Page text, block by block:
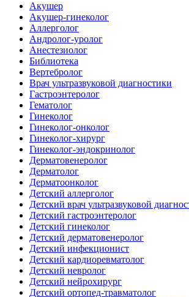
Акушер
Акушер-гинеколог
Аллерголог
Андролог-уролог
Анестезиолог
Библиотека
Вертебролог
Врач ультразвуковой диагностики
Гастроэнтеролог
Гематолог
Гинеколог
Гинеколог-онколог
Гинеколог-хирург
Гинеколог-эндокринолог
Дерматовенеролог
Дерматолог
Дерматоонколог
Детский аллерголог
Детский врач ультразвуковой
Детский гастроэнтеролог
Детский гинеколог
Детский дерматовенеролог
Детский инфекционист
Детский кардиоревматолог
Детский невролог
Детский нейрохирург
Детский ортопед-травматолог